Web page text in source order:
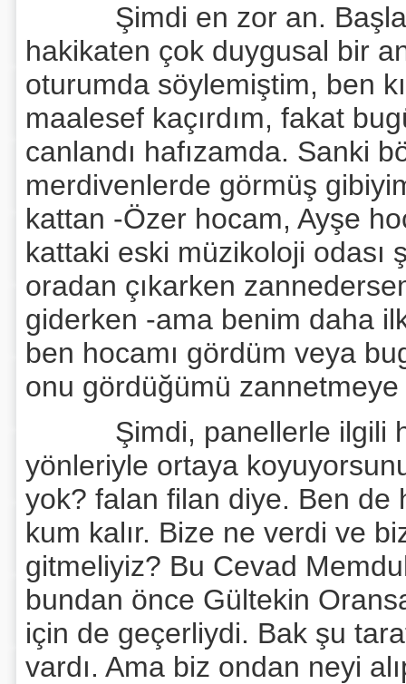
Şimdi en zor an.
hakikaten çok duygusal bir
oturumda söylemiştim, ben
maalesef kaçırdım, fakat
canlandı hafızamda. Sanki
merdivenlerde görmüş
kattan -Özer hocam, Ayşe
kattaki eski müzikoloji odası
oradan çıkarken
giderken -ama benim daha
ben hocamı gördüm veya
onu gördüğümü zannetmeye
Şimdi, panellerle ilgili
yönleriyle ortaya
yok? falan filan diye. Ben de
kum kalır. Bize ne verdi ve
gitmeliyiz? Bu Cevad
bundan önce Gültekin
için de geçerliydi. Bak şu
vardı. Ama biz ondan neyi